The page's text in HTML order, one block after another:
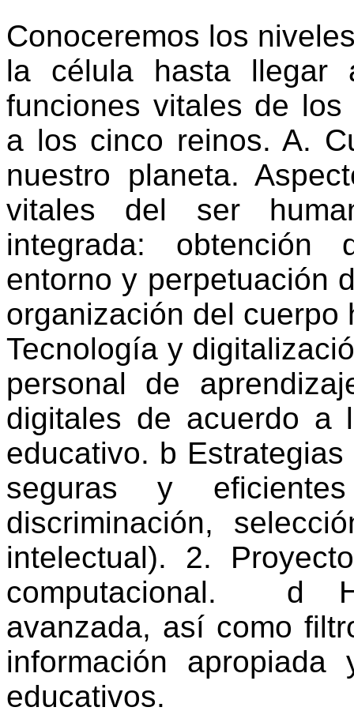
Conoceremos los
la célula hasta llegar
funciones vitales de
a los cinco reinos. A.
nuestro planeta.
vitales del ser
integrada: obtención
entorno y perpetuación
organización del cuerpo
Tecnología y
personal de
digitales de acuerdo a
educativo. b
seguras y
discriminación,
intelectual). 2.
computacional. d
avanzada, así como
información
educativos.